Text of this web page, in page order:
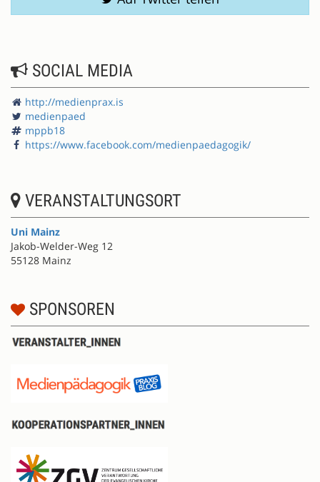
SOCIAL MEDIA
http://medienprax.is
medienpaed
mppb18
https://www.facebook.com/medienpaedagogik/
VERANSTALTUNGSORT
Uni Mainz
Jakob-Welder-Weg 12
55128 Mainz
SPONSOREN